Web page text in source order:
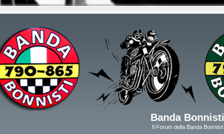
Banda Bonnisti
Il Forum della Banda Bonnisti